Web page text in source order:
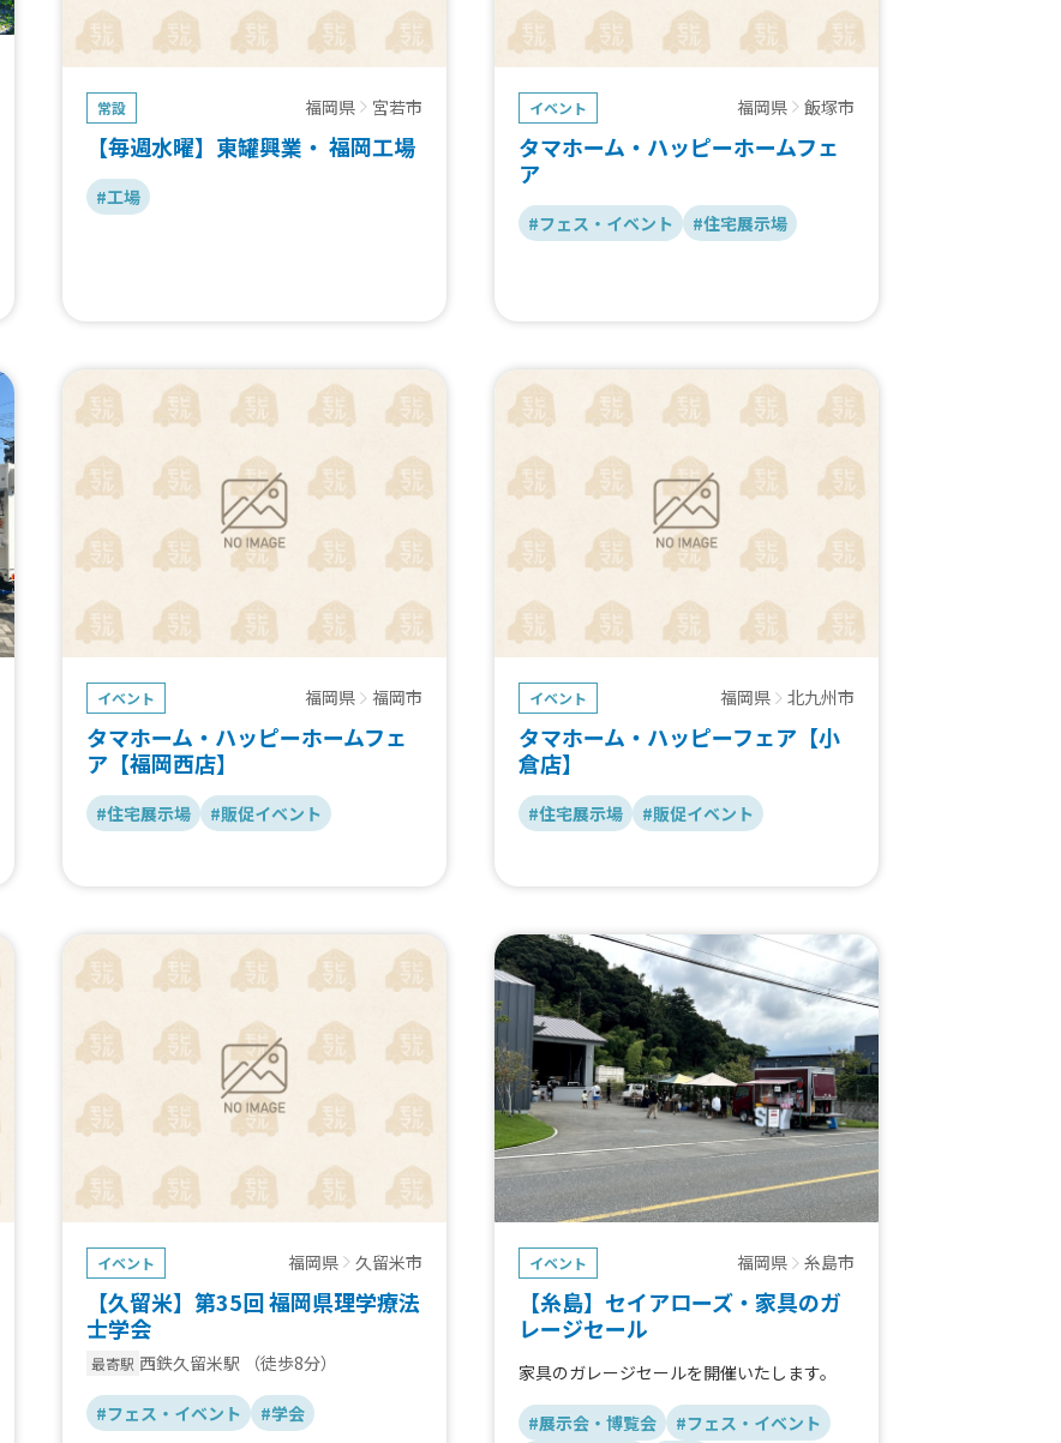
常設 福岡県 宮若市
【毎週水曜】東罐興業・ 福岡工場
#工場
イベント 福岡県 飯塚市
タマホーム・ハッピーホームフェ
ア
#フェス・イベント #住宅展示場
イベント 福岡県 福岡市
タマホーム・ハッピーホームフェ
ア【福岡西店】
#住宅展示場 #販促イベント
イベント 福岡県 北九州市
タマホーム・ハッピーフェア【小
倉店】
#住宅展示場 #販促イベント
イベント 福岡県 久留米市
【久留米】第35回 福岡県理学療法
士学会
最寄駅 西鉄久留米駅 （徒歩8分）
#フェス・イベント #学会
イベント 福岡県 糸島市
【糸島】セイアローズ・家具のガ
レージセール
家具のガレージセールを開催いたします。
#展示会・博覧会
#フェス・イベント